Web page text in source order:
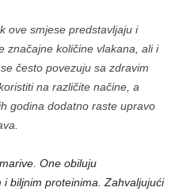
ove smjese predstavljaju i
značajne količine vlakana, ali i
često povezuju sa zdravim
na različite načine, a
godina dodatno raste upravo
One obiluju
biljnim proteinima. Zahvaljujući